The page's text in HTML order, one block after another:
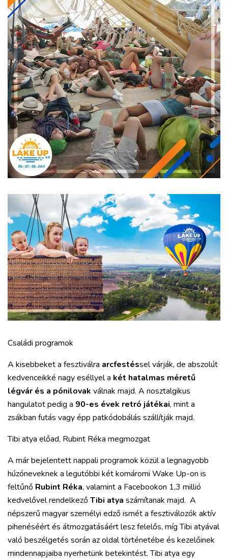
Családi programok
A kisebbeket a fesztiválra arcfestéssel várják, de abszolút
kedvenceikké nagy eséllyel a két hatalmas méretű
légvár és a pónilovak válnak majd. A nosztalgikus
hangulatot pedig a 90-es évek retró játékai, mint a
zsákban futás vagy épp patkódobálás szállítják majd.
Tibi atya előad, Rubint Réka megmozgat
A már bejelentett nappali programok közül a legnagyobb
húzóneveknek a legutóbbi két komáromi Wake Up-on is
feltűnő Rubint Réka, valamint a Facebookon 1,3 millió
kedvelővel rendelkezőTibi atya számítanak majd. A
népszerű magyar személyi edző ismét a fesztiválozók aktív
pihenéséért és átmozgatásáért lesz felelős, míg Tibi atyával
való beszélgetés során az oldal történetébe és kezelőinek
mindennapjaiba nyerhetünk betekintést. Tibi atya egy